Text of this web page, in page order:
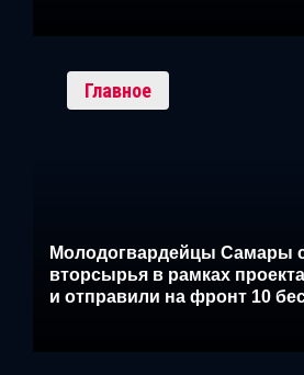
Главное
Молодогвардейцы Самары
вторсырья в рамках
и отправили на фронт 10